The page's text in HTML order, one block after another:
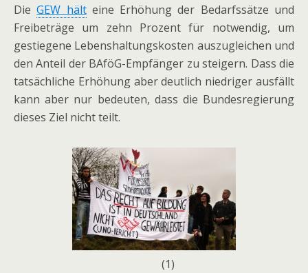
DieGEW hälteine Erhöhung der Bedarfssätze und
Freibeträge um zehn Prozent für notwendig, um
gestiegene Lebenshaltungskosten auszugleichen und
den Anteil der BAföG-Empfänger zu steigern. Dass die
tatsächliche Erhöhung aber deutlich niedriger ausfällt
kann aber nur bedeuten, dass die Bundesregierung
dieses Ziel nicht teilt.
(1)